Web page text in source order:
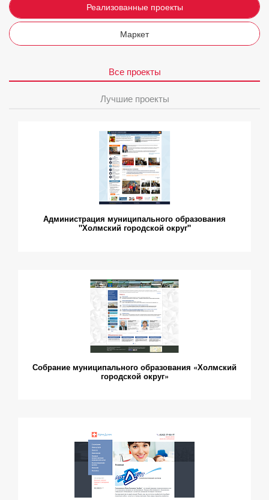
Реализованные проекты
Маркет
Все проекты
Лучшие проекты
Администрация муниципального образования
"Холмский городской округ"
Собрание муниципального образования «Холмский
городской округ»